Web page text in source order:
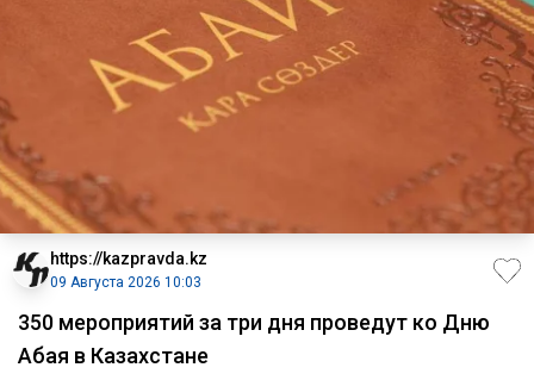
https://kazpravda.kz
09 Августа 2026 10:03
350 мероприятий за три дня проведут ко Дню
Абая в Казахстане